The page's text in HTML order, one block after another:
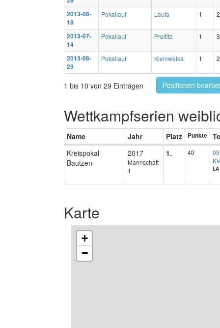
2013-08-
18
Pokallauf Lauta 1
2013-07-
14
Pokallauf Preititz 1
2013-06-
29
Pokallauf Kleinwelka 1
1 bis 10 von 29 Einträgen Positionen
Wettkampfserien
Name Jahr Platz Punkte
Kreispokal
Bautzen
2017
Mannschaft
1
1. 40
LA
Karte
+
−